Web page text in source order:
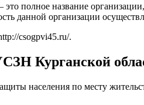
полное название
данной организации
csogpvi45.ru/.
Курганской
населения по месту